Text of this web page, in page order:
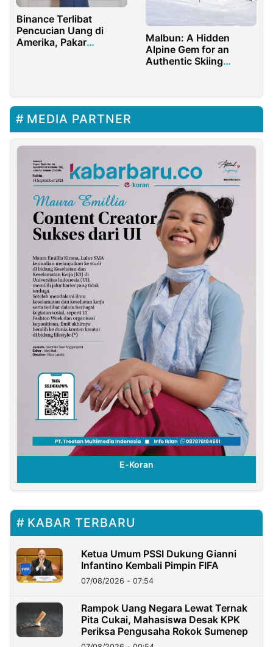
Binance Terlibat
Pencucian Uang di
Amerika, Pakar
Malbun: A Hidden
Alpine Gem for an
Authentic Skiing
MEDIA PARTNER
KABAR TERBARU
Ketua Umum PSSI Dukung Gianni
Infantino Kembali Pimpin FIFA
07/08/2026 - 07:54
Rampok Uang Negara Lewat Ternak
Pita Cukai, Mahasiswa Desak KPK
Periksa Pengusaha Rokok Sumenep